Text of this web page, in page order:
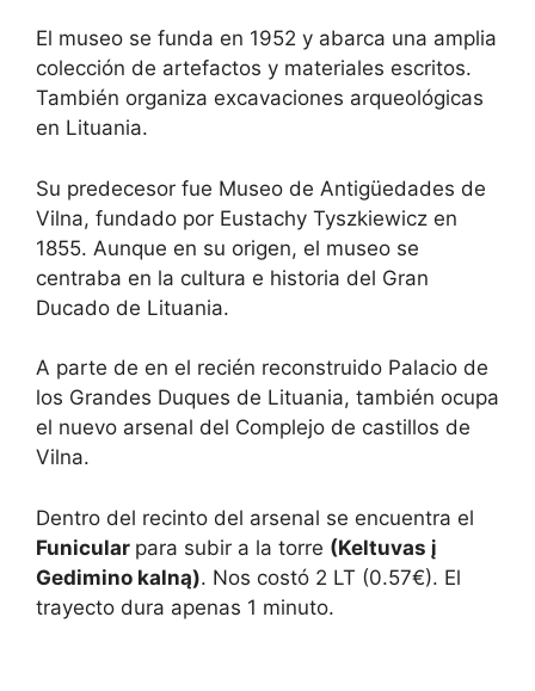
El museo se funda en 1952 y abarca una amplia
colección de artefactos y materiales escritos.
También organiza excavaciones arqueológicas
en Lituania.
Su predecesor fue Museo de Antigüedades de
Vilna, fundado por Eustachy Tyszkiewicz en
1855. Aunque en su origen, el museo se
centraba en la cultura e historia del Gran
Ducado de Lituania.
A parte de en el recién reconstruido Palacio de
los Grandes Duques de Lituania, también ocupa
el nuevo arsenal del Complejo de castillos de
Vilna.
Dentro del recinto del arsenal se encuentra el
Funicular para subir a la torre (Keltuvas į
Gedimino kalną). Nos costó 2 LT (0.57€). El
trayecto dura apenas 1 minuto.